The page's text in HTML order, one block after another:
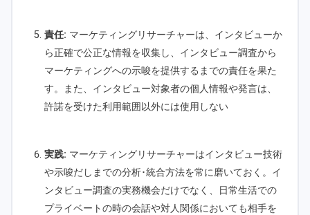
責任: マーケティングリサーチャーは、インタビューか
ら正確で公正な情報を収集し、インタビュー調査から
マーケティングへの示唆を提供するまでの責任を果た
す。また、インタビュー対象者の個人情報や発言は、
許諾を受けた利用範囲以外には使用しない
実践: マーケティングリサーチャーはインタビュー技術
や示唆だしまでの分析･統合方法を常に磨いておく。イ
ンタビュー調査の実務機会だけでなく、日常生活での
プライベートの時の会話や対人関係においても相手を